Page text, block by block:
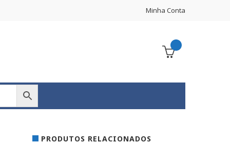
Minha Conta
PRODUTOS RELACIONADOS